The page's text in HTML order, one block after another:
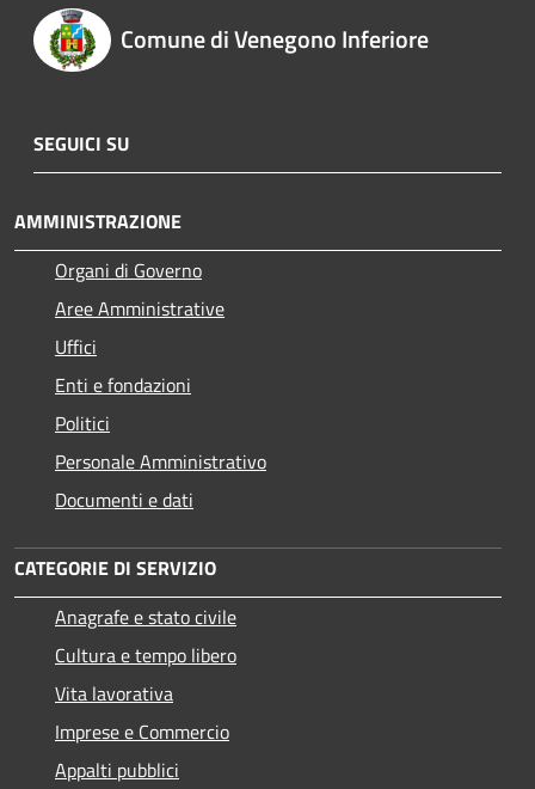
Comune di Venegono Inferiore
SEGUICI SU
AMMINISTRAZIONE
Organi di Governo
Aree Amministrative
Uffici
Enti e fondazioni
Politici
Personale Amministrativo
Documenti e dati
CATEGORIE DI SERVIZIO
Anagrafe e stato civile
Cultura e tempo libero
Vita lavorativa
Imprese e Commercio
Appalti pubblici